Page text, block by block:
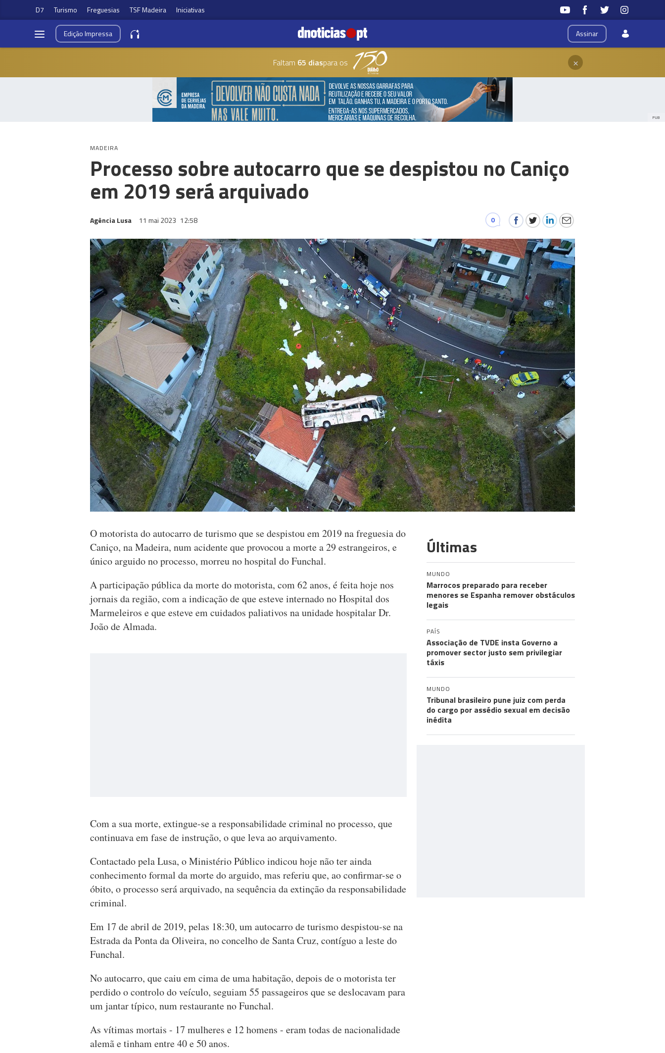
D7 Turismo Freguesias TSF Madeira Iniciativas
Assinar
EdiçãoImpressa
Faltam 65 diaspara os ×
PUB
MADEIRA
Processo sobre autocarro que se despistou no Caniço
em 2019 será arquivado
Agência Lusa 11 mai 2023 12:58 0
O motorista do autocarro de turismo que se despistou em 2019 na freguesia do
Caniço, na Madeira, num acidente que provocou a morte a 29 estrangeiros, e
único arguido no processo, morreu no hospital do Funchal.
A participação pública da morte do motorista, com 62 anos, é feita hoje nos
jornais da região, com a indicação de que esteve internado no Hospital dos
Marmeleiros e que esteve em cuidados paliativos na unidade hospitalar Dr.
João de Almada.
Com a sua morte, extingue-se a responsabilidade criminal no processo, que
continuava em fase de instrução, o que leva ao arquivamento.
Contactado pela Lusa, o Ministério Público indicou hoje não ter ainda
conhecimento formal da morte do arguido, mas referiu que, ao confirmar-se o
óbito, o processo será arquivado, na sequência da extinção da responsabilidade
criminal.
Em 17 de abril de 2019, pelas 18:30, um autocarro de turismo despistou-se na
Estrada da Ponta da Oliveira, no concelho de Santa Cruz, contíguo a leste do
Funchal.
No autocarro, que caiu em cima de uma habitação, depois de o motorista ter
perdido o controlo do veículo, seguiam 55 passageiros que se deslocavam para
um jantar típico, num restaurante no Funchal.
As vítimas mortais - 17 mulheres e 12 homens - eram todas de nacionalidade
alemã e tinham entre 40 e 50 anos.
Últimas
MUNDO
Marrocos preparado para receber
menores se Espanha remover obstáculos
legais
PAÍS
Associação de TVDE insta Governo a
promover sector justo sem privilegiar
táxis
MUNDO
Tribunal brasileiro pune juiz com perda
do cargo por assédio sexual em decisão
inédita